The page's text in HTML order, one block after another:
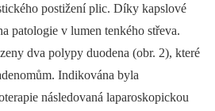
postižení plic. Díky kapslové
patologie v lumen tenkého střeva.
dva polypy duodena (obr. 2), které
Indikována byla
následovaná laparoskopickou